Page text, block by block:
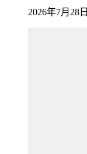
2026年7月28日